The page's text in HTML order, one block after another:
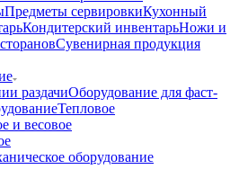
Предметы сервировкиКухонный
Кондитерский инвентарьНожи и
Сувенирная продукция
раздачиОборудование для фаст-
Тепловое
и весовое
оборудование